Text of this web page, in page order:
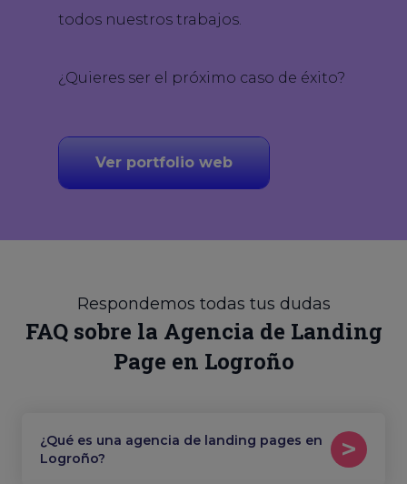
todos nuestros trabajos.
¿Quieres ser el próximo caso de éxito?
Ver portfolio web
Respondemos todas tus dudas
FAQ sobre la Agencia de Landing
Page en Logroño
¿Qué es una agencia de landing pages en
Logroño?